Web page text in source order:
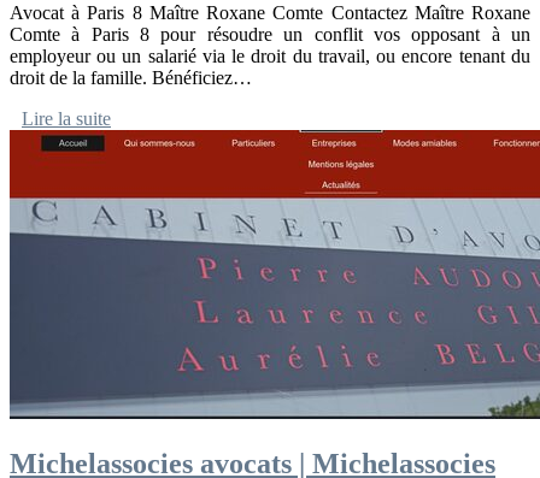
Avocat à Paris 8 Maître Roxane Comte Contactez Maître Roxane
Comte à Paris 8 pour résoudre un conflit vos opposant à un
employeur ou un salarié via le droit du travail, ou encore tenant du
droit de la famille. Bénéficiez…
Lire la suite
Michelas­so­cies avocats | Michelas­so­cies